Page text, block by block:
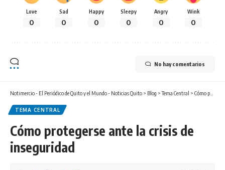
Love
0
Sad
0
Happy
0
Sleepy
0
Angry
0
Wink
0
No hay comentarios
Notimercio - El Periódico de Quito y el Mundo - Noticias Quito > Blog >Tema Central > Cómo protegerse ante la crisis de inseguridad
TEMA CENTRAL
Cómo protegerse ante la crisis de
inseguridad